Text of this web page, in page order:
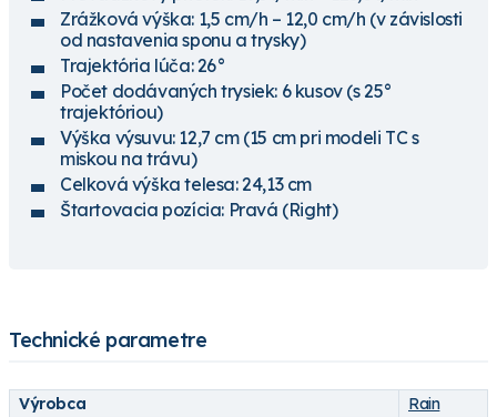
Zrážková výška: 1,5 cm/h – 12,0 cm/h (v závislosti
od nastavenia sponu a trysky)
Trajektória lúča: 26°
Počet dodávaných trysiek: 6 kusov (s 25°
trajektóriou)
Výška výsuvu: 12,7 cm (15 cm pri modeli TC s
miskou na trávu)
Celková výška telesa: 24,13 cm
Štartovacia pozícia: Pravá (Right)
Technické parametre
Výrobca
Rain